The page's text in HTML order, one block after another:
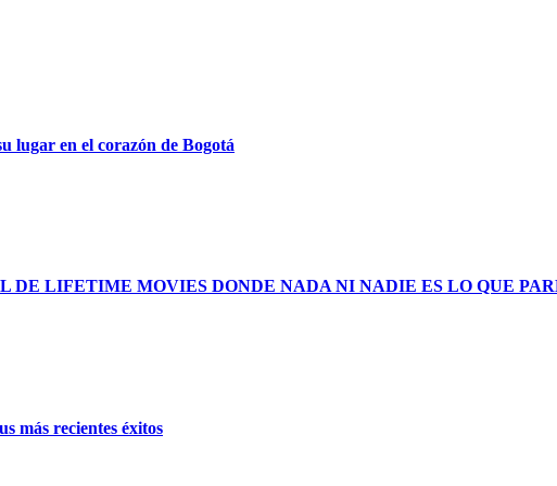
lugar en el corazón de Bogotá
DE LIFETIME MOVIES DONDE NADA NI NADIE ES LO QUE
más recientes éxitos